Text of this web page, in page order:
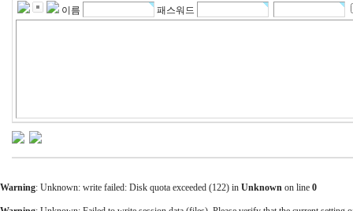
이름 패스워드
Warning: Unknown: write failed: Disk quota exceeded (122) in Unknown on line 0